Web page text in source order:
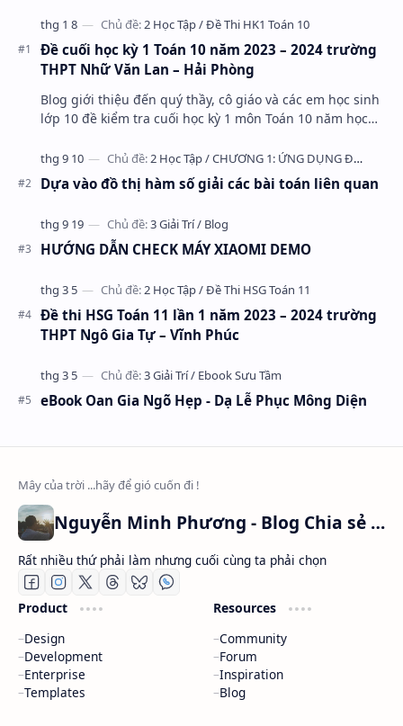
Đề cuối học kỳ 1 Toán 10 năm 2023 – 2024 trường
THPT Nhữ Văn Lan – Hải Phòng
Blog giới thiệu đến quý thầy, cô giáo và các em học sinh
lớp 10 đề kiểm tra cuối học kỳ 1 môn Toán 10 năm học
Dựa vào đồ thị hàm số giải các bài toán liên quan
HƯỚNG DẪN CHECK MÁY XIAOMI DEMO
Đề thi HSG Toán 11 lần 1 năm 2023 – 2024 trường
THPT Ngô Gia Tự – Vĩnh Phúc
eBook Oan Gia Ngõ Hẹp - Dạ Lễ Phục Mông Diện
Nguyễn Minh Phương - Blog Chia sẻ Kiến thức Chứng khoán & Tài liệu Toán học
Rất nhiều thứ phải làm nhưng cuối cùng ta phải chọn
Product
Design
Development
Enterprise
Templates
Resources
Community
Forum
Inspiration
Blog